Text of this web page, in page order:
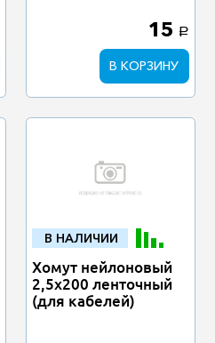
15 a
В КОРЗИНУ
В НАЛИЧИИ
Хомут нейлоновый
2,5х200 ленточный
(для кабелей)